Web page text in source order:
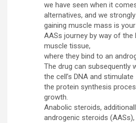
we have seen when it
alternatives, and we
gaining muscle mass is
AASs journey by way of
muscle tissue,
where they bind to an
The drug can subsequently
the cell’s DNA and stimulate
the protein synthesis
growth.
Anabolic steroids,
androgenic steroids (AASs),